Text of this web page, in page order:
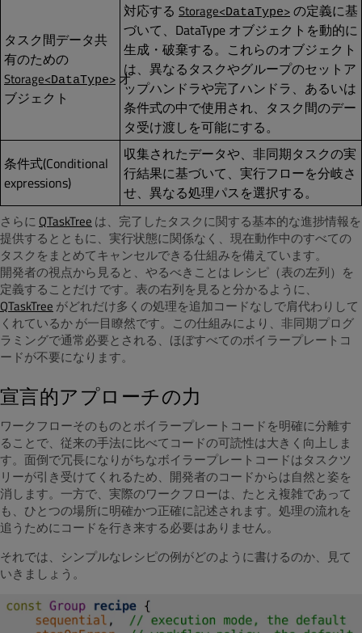
タスク間データ共
有のための
Storage<DataType> オ
ブジェクト
対応する Storage<DataType>の定義に基
づいて、DataType オブジェクトを動的に
生成・破棄する。これらのオブジェクト
は、異なるタスクやグループのセットア
ップハンドラや完了ハンドラ、あるいは
条件式の中で使用され、タスク間のデー
タ受け渡しを可能にする。
条件式(Conditional
expressions)
収集されたデータや、非同期タスクの実
行結果に基づいて、実行フローを分岐さ
せ、異なる処理パスを選択する。
さらに QTaskTree は、完了したタスクに関する基本的な進捗情報を
提供するとともに、実行状態に関係なく、現在動作中のすべての
タスクをまとめてキャンセルできる仕組みを備えています。
開発者の視点から見ると、やるべきことは レシピ（表の左列）を
定義することだけ です。表の右列を見ると分かるように、
QTaskTree がどれだけ多くの処理を追加コードなしで肩代わりして
くれているか が一目瞭然です。この仕組みにより、非同期プログ
ラミングで通常必要とされる、ほぼすべてのボイラープレートコ
ードが不要になります。
宣言的アプローチの力
ワークフローそのものとボイラープレートコードを明確に分離す
ることで、従来の手法に比べてコードの可読性は大きく向上しま
す。面倒で冗長になりがちなボイラープレートコードはタスクツ
リーが引き受けてくれるため、開発者のコードからは自然と姿を
消します。一方で、実際のワークフローは、たとえ複雑であって
も、ひとつの場所に明確かつ正確に記述されます。処理の流れを
追うためにコードを行き来する必要はありません。
それでは、シンプルなレシピの例がどのように書けるのか、見て
いきましょう。